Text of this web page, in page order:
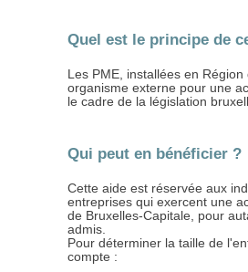
Quel est le principe de
Les PME, installées en
organisme externe pour une
le cadre de la législation
Qui peut en bénéficier ?
Cette aide est réservée aux
entreprises qui exercent une
de Bruxelles-Capitale, pour
admis.
Pour déterminer la taille de
compte :